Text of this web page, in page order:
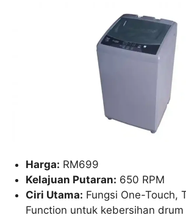
Harga: RM699
Kelajuan Putaran: 650 RPM
Ciri Utama: Fungsi One-Touch,
Function untuk kebersihan drum